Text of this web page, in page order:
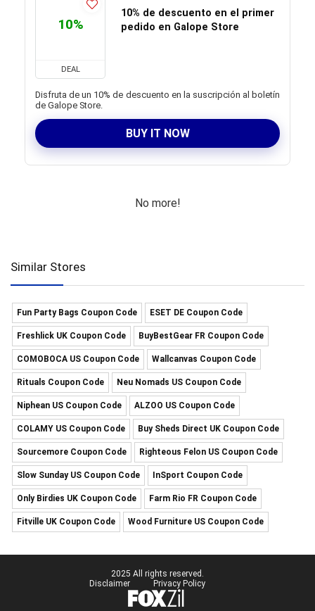
10%
DEAL
10% de descuento en el primer
pedido en Galope Store
Disfruta de un 10% de descuento en la suscripción al boletín
de Galope Store.
BUY IT NOW
No more!
Similar Stores
Fun Party Bags Coupon Code ESET DE Coupon Code
Freshlick UK Coupon Code BuyBestGear FR Coupon Code
COMOBOCA US Coupon Code Wallcanvas Coupon Code
Rituals Coupon Code Neu Nomads US Coupon Code
Niphean US Coupon Code ALZOO US Coupon Code
COLAMY US Coupon Code Buy Sheds Direct UK Coupon Code
Sourcemore Coupon Code Righteous Felon US Coupon Code
Slow Sunday US Coupon Code InSport Coupon Code
Only Birdies UK Coupon Code Farm Rio FR Coupon Code
Fitville UK Coupon Code Wood Furniture US Coupon Code
2025 All rights reserved.
Disclaimer
Privacy Policy